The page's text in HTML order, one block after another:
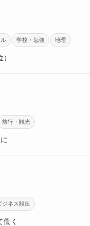
学校・勉強 地理
旅行・観光
ジネス頻出
く